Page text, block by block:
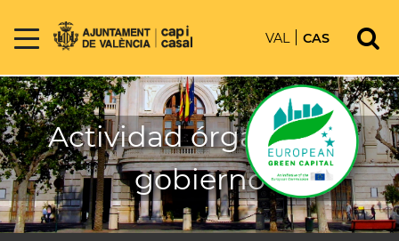
VAL CAS
Actividad órganos de
gobierno